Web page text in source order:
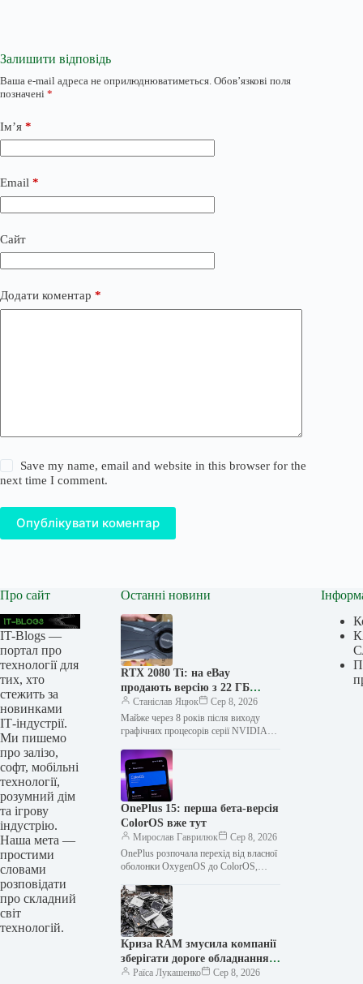
Залишити відповідь
Ваша e-mail адреса не оприлюднюватиметься. Обов’язкові поля
позначені *
Ім’я *
Email *
Сайт
Додати коментар *
Save my name, email and website in this browser for the
next time I comment.
Опублікувати коментар
Про сайт
IT-Blogs —
портал про
технології для
тих, хто
стежить за
новинками
ІТ-індустрії.
Ми пишемо
про залізо,
софт, мобільні
технології,
розумний дім
та ігрову
індустрію.
Наша мета —
простими
словами
розповідати
про складний
світ
технологій.
Останні новини
RTX 2080 Ti: на eBay
продають версію з 22 ГБ
пам’яті за $500
Станіслав Яцюк
Сер 8, 2026
Майже через 8 років після виходу
графічних процесорів серії NVIDIA
привернула увагу користувачів…
OnePlus 15: перша бета-версія
ColorOS вже тут
Мирослав Гаврилюк
Сер 8, 2026
OnePlus розпочала перехід від власної
оболонки OxygenOS до ColorOS,
програму для глобальних версій
смартфонів OnePlus 15 та…
Криза RAM змусила компанії
зберігати дороге обладнання,
але екс-співробітник розкрив,
Раїса Лукашенко
Сер 8, 2026